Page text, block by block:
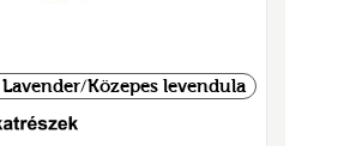
Közepes levendula